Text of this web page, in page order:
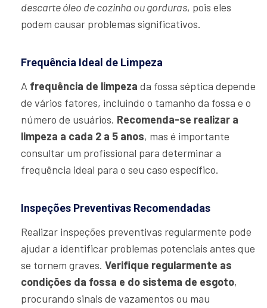
descarte óleo de cozinha ou gorduras, pois eles
podem causar problemas significativos.
Frequência Ideal de Limpeza
A frequência de limpeza da fossa séptica depende
de vários fatores, incluindo o tamanho da fossa e o
número de usuários. Recomenda-se realizar a
limpeza a cada 2 a 5 anos, mas é importante
consultar um profissional para determinar a
frequência ideal para o seu caso específico.
Inspeções Preventivas Recomendadas
Realizar inspeções preventivas regularmente pode
ajudar a identificar problemas potenciais antes que
se tornem graves. Verifique regularmente as
condições da fossa e do sistema de esgoto,
procurando sinais de vazamentos ou mau